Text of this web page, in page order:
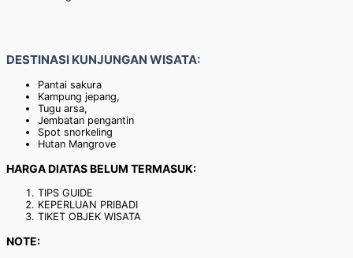
DESTINASI KUNJUNGAN WISATA:
Pantai sakura
Kampung jepang,
Tugu arsa,
Jembatan pengantin
Spot snorkeling
Hutan Mangrove
HARGA DIATAS BELUM TERMASUK:
TIPS GUIDE
KEPERLUAN PRIBADI
TIKET OBJEK WISATA
NOTE: